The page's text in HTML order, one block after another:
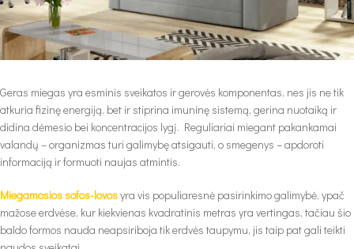
Geras miegas yra esminis sveikatos ir gerovės komponentas, nes jis ne tik
atkuria fizinę energiją, bet ir stiprina imuninę sistemą, gerina nuotaiką ir
didina dėmesio bei koncentracijos lygį. Reguliariai miegant pakankamai
valandų – organizmas turi galimybę atsigauti, o smegenys – apdoroti
informaciją ir formuoti naujas atmintis.
Miegamosios sofos-lovosyra vis populiaresnė pasirinkimo galimybė, ypač
mažose erdvėse, kur kiekvienas kvadratinis metras yra vertingas, tačiau šio
baldo formos nauda neapsiriboja tik erdvės taupymu, jis taip pat gali teikti